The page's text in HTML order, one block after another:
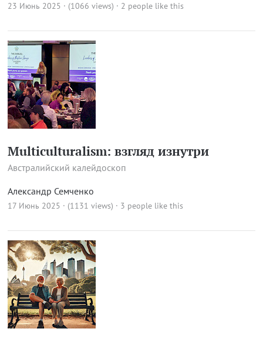
23 Июнь 2025 · (1066 views) · 2 people like this
Multiculturalism: взгляд изнутри
Австралийский калейдоскоп
Александр Семченко
17 Июнь 2025 · (1131 views) · 3 people like this